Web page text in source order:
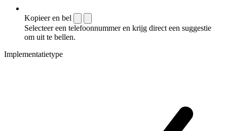
Kopieer en bel
Selecteer een telefoonnummer en krijg direct een suggestie
om uit te bellen.
Implementatietype